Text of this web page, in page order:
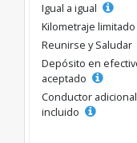
Igual a igual
Kilometraje limitado
Reunirse y Saludar
Depósito en
aceptado
Conductor adicional
incluido